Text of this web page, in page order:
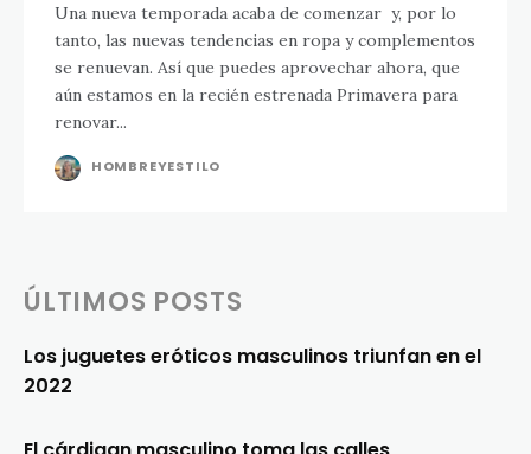
Una nueva temporada acaba de comenzar y, por lo
tanto, las nuevas tendencias en ropa y complementos
se renuevan. Así que puedes aprovechar ahora, que
aún estamos en la recién estrenada Primavera para
renovar...
HOMBREYESTILO
ÚLTIMOS POSTS
Los juguetes eróticos masculinos triunfan en el
2022